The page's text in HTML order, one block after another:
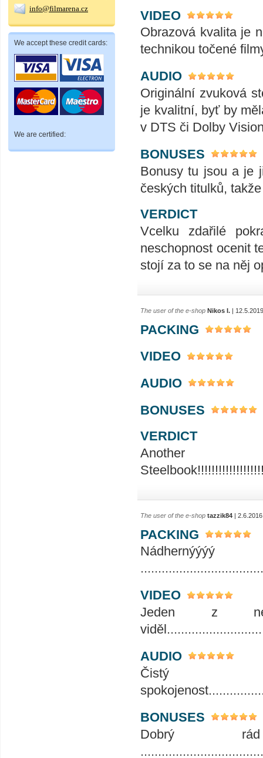
info@filmarena.cz
We accept these credit cards:
We are certified:
VIDEO
Obrazová kvalita je
technikou točené
AUDIO
Originální zvuková
je kvalitní, byť by
v DTS či Dolby
BONUSES
Bonusy tu jsou a je
českých titulků,
VERDICT
Vcelku zdařilé
neschopnost ocenit
stojí za to se na něj
The user of the e-shop Nikos I. |
PACKING
VIDEO
AUDIO
BONUSES
VERDICT
The user of the e-shop tazzik84 |
PACKING
VIDEO
Jeden z
AUDIO
Čistý
BONUSES
Dobrý